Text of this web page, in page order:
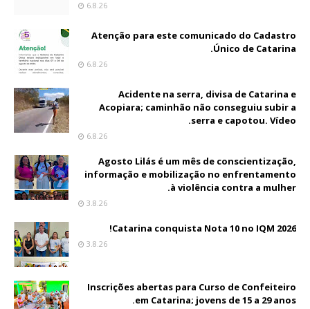
6.8.26
Atenção para este comunicado do Cadastro
Único de Catarina.
6.8.26
Acidente na serra, divisa de Catarina e
Acopiara; caminhão não conseguiu subir a
serra e capotou. Vídeo.
6.8.26
Agosto Lilás é um mês de conscientização,
informação e mobilização no enfrentamento
à violência contra a mulher.
3.8.26
Catarina conquista Nota 10 no IQM 2026!
3.8.26
Inscrições abertas para Curso de Confeiteiro
em Catarina; jovens de 15 a 29 anos.